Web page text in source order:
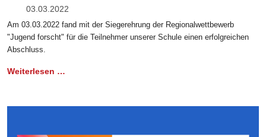
03.03.2022
Am 03.03.2022 fand mit der Siegerehrung der Regionalwettbewerb
"Jugend forscht" für die Teilnehmer unserer Schule einen erfolgreichen
Abschluss.
Weiterlesen …